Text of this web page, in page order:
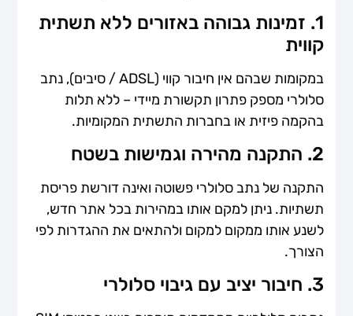
1. זמינות גבוהה באזורים ללא תשתית
קווית
במקומות שבהם אין חיבור קווי (ADSL / סיבים), נתב
סלולרי מספק פתרון תקשורת מיידי – ללא תלות
בהקמה פיזית או בחברות התשתית המקומיות.
2. התקנה מהירה וגמישות בשטח
התקנה של נתב סלולרי פשוטה ואינה דורשת פריסת
תשתיות. ניתן למקם אותו במהירות בכל אתר חדש,
לשנע אותו ממקום למקום ולהתאים את ההגדרות לפי
הצורך.
3. חיבור יציב עם גיבוי סלולרי